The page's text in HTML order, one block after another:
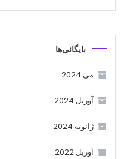
بایگانی‌ها
می 2024
آوریل 2024
ژانویه 2024
آوریل 2022